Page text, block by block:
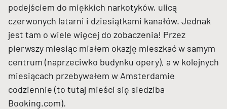
podejściem do miękkich narkotyków, ulicą
czerwonych latarni i dziesiątkami kanałów. Jednak
jest tam o wiele więcej do zobaczenia! Przez
pierwszy miesiąc miałem okazję mieszkać w samym
centrum (naprzeciwko budynku opery), a w kolejnych
miesiącach przebywałem w Amsterdamie
codziennie (to tutaj mieści się siedziba
Booking.com).